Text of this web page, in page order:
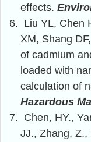
effects.
6. Liu YL, Chen
XM, Shang DF,
of cadmium
loaded with
calculation of
Hazardous
7. Chen, HY.,
JJ., Zhang, Z.,